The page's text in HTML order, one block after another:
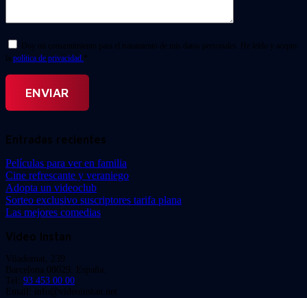
Doy mi consentimiento para el tratamiento de mis datos personales. He leído y acepto
la política de privacidad. *
Entradas recientes
Películas para ver en familia
Cine refrescante y veraniego
Adopta un videoclub
Sorteo exclusivo suscriptores tarifa plana
Las mejores comedias
Video Instan
Viladomat, 239
Barcelona 08029. España.
Tel: 93 453 00 00
Email: info@videoinstan.net